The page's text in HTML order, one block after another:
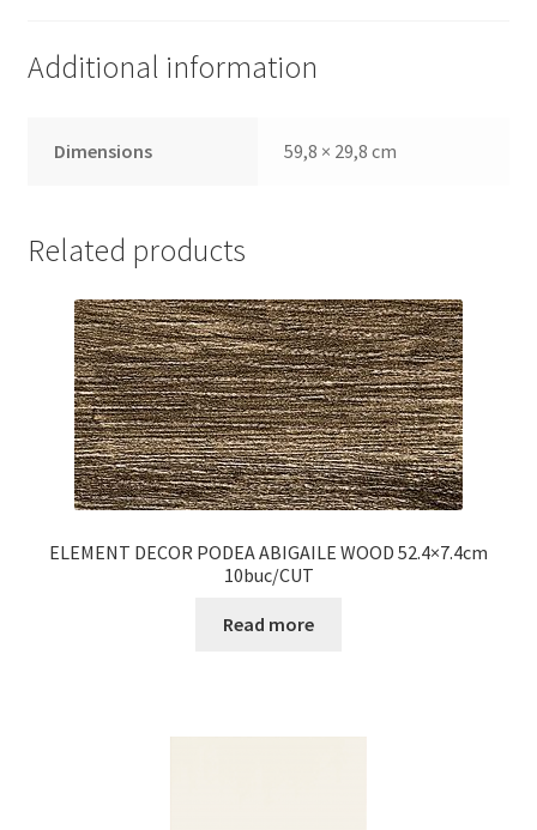
Additional information
Dimensions 59,8 × 29,8 cm
Related products
ELEMENT DECOR PODEA ABIGAILE WOOD 52.4×7.4cm
10buc/CUT
Read more